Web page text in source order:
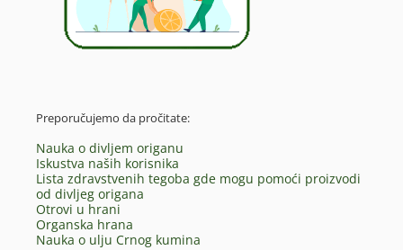
Preporučujemo da pročitate:
Nauka o divljem origanu
Iskustva naših korisnika
Lista zdravstvenih tegoba gde mogu pomoći proizvodi
od divljeg origana
Otrovi u hrani
Organska hrana
Nauka o ulju Crnog kumina